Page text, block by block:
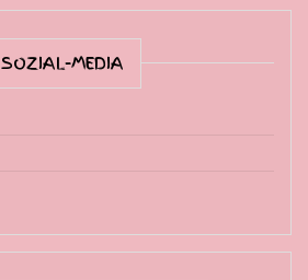
SOZIAL-MEDIA